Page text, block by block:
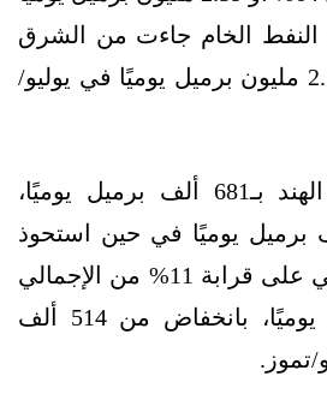
النفط الخام جاءت من الشرق
الأوسط مقارنة بـ2.14 مليون برميل يوميًا في يوليو/
وزودت الأميركتان الهند بـ681 ألف برميل يوميًا،
من 445 ألف برميل يوميًا في حين استحوذ
النفط الخام الأفريقي على قرابة 11% من الإجمالي
أو 466 ألف برميل يوميًا، بانخفاض من 514 ألف
تموز.